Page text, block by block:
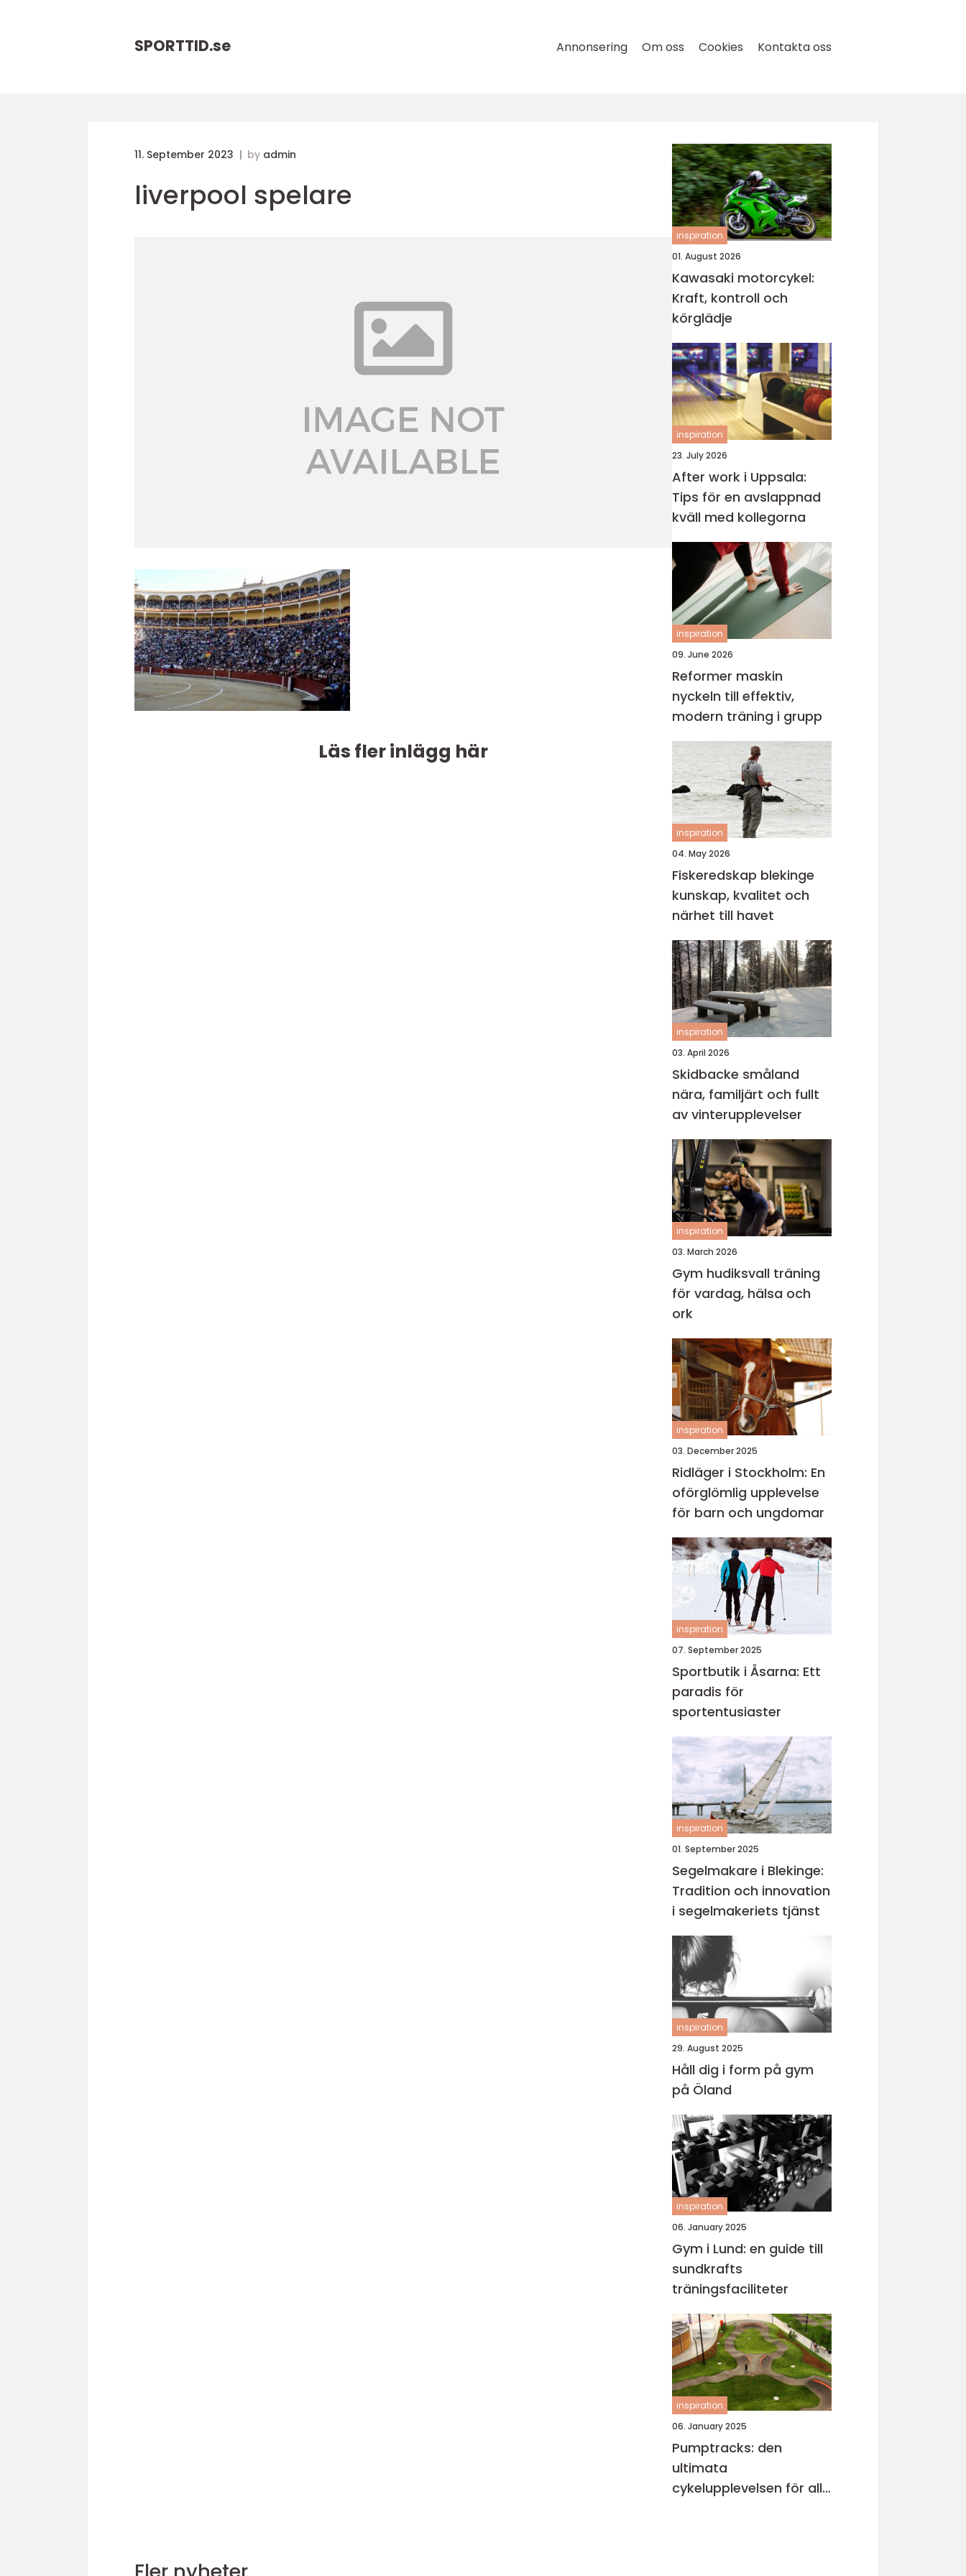
SPORTTID.se Annonsering Om oss Cookies Kontakta oss
11. September 2023 by admin
liverpool spelare
Läs fler inlägg här
inspiration
01. August 2026
Kawasaki motorcykel:
Kraft, kontroll och
körglädje
inspiration
23. July 2026
After work i Uppsala:
Tips för en avslappnad
kväll med kollegorna
inspiration
09. June 2026
Reformer maskin
nyckeln till effektiv,
modern träning i grupp
inspiration
04. May 2026
Fiskeredskap blekinge
kunskap, kvalitet och
närhet till havet
inspiration
03. April 2026
Skidbacke småland
nära, familjärt och fullt
av vinterupplevelser
inspiration
03. March 2026
Gym hudiksvall träning
för vardag, hälsa och
ork
inspiration
03. December 2025
Ridläger i Stockholm: En
oförglömlig upplevelse
för barn och ungdomar
inspiration
07. September 2025
Sportbutik i Åsarna: Ett
paradis för
sportentusiaster
inspiration
01. September 2025
Segelmakare i Blekinge:
Tradition och innovation
i segelmakeriets tjänst
inspiration
29. August 2025
Håll dig i form på gym
på Öland
inspiration
06. January 2025
Gym i Lund: en guide till
sundkrafts
träningsfaciliteter
inspiration
06. January 2025
Pumptracks: den
ultimata
cykelupplevelsen för alla